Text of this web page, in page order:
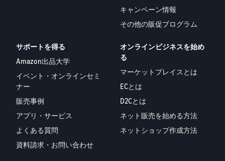
キャンペーン情報
その他の販促プログラム
サポートを得る
Amazon出品大学
イベント・オンラインセミ
ナー
販売事例
アプリ・サービス
よくある質問
資料請求・お問い合わせ
オンラインビジネスを始め
る
マーケットプレイスとは
ECとは
D2Cとは
ネット販売を始める方法
ネットショップ作成方法